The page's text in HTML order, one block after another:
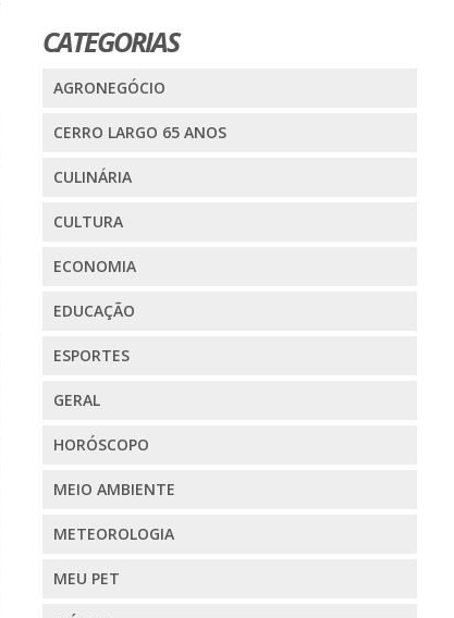
CATEGORIAS
AGRONEGÓCIO
CERRO LARGO 65 ANOS
CULINÁRIA
CULTURA
ECONOMIA
EDUCAÇÃO
ESPORTES
GERAL
HORÓSCOPO
MEIO AMBIENTE
METEOROLOGIA
MEU PET